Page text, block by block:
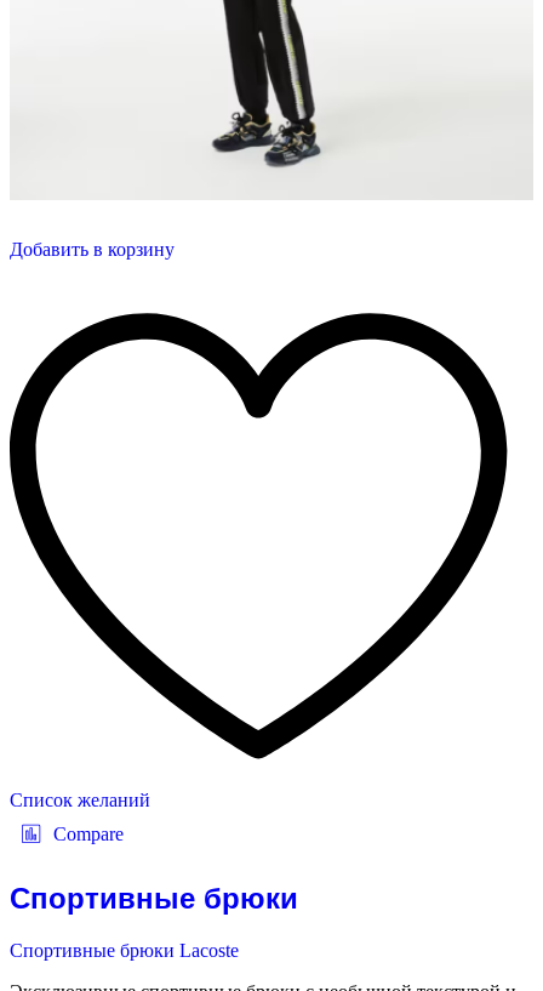
Добавить в корзину
Список желаний
Compare
Спортивные брюки
Спортивные брюки Lacoste